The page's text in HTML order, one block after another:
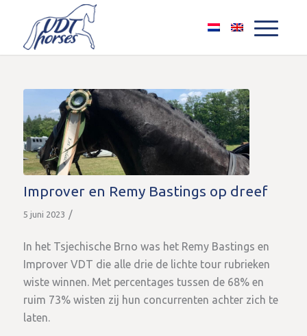
Improver en Remy Bastings op dreef
5 juni 2023 /
In het Tsjechische Brno was het Remy Bastings en
Improver VDT die alle drie de lichte tour rubrieken
wiste winnen. Met percentages tussen de 68% en
ruim 73% wisten zij hun concurrenten achter zich te
laten.